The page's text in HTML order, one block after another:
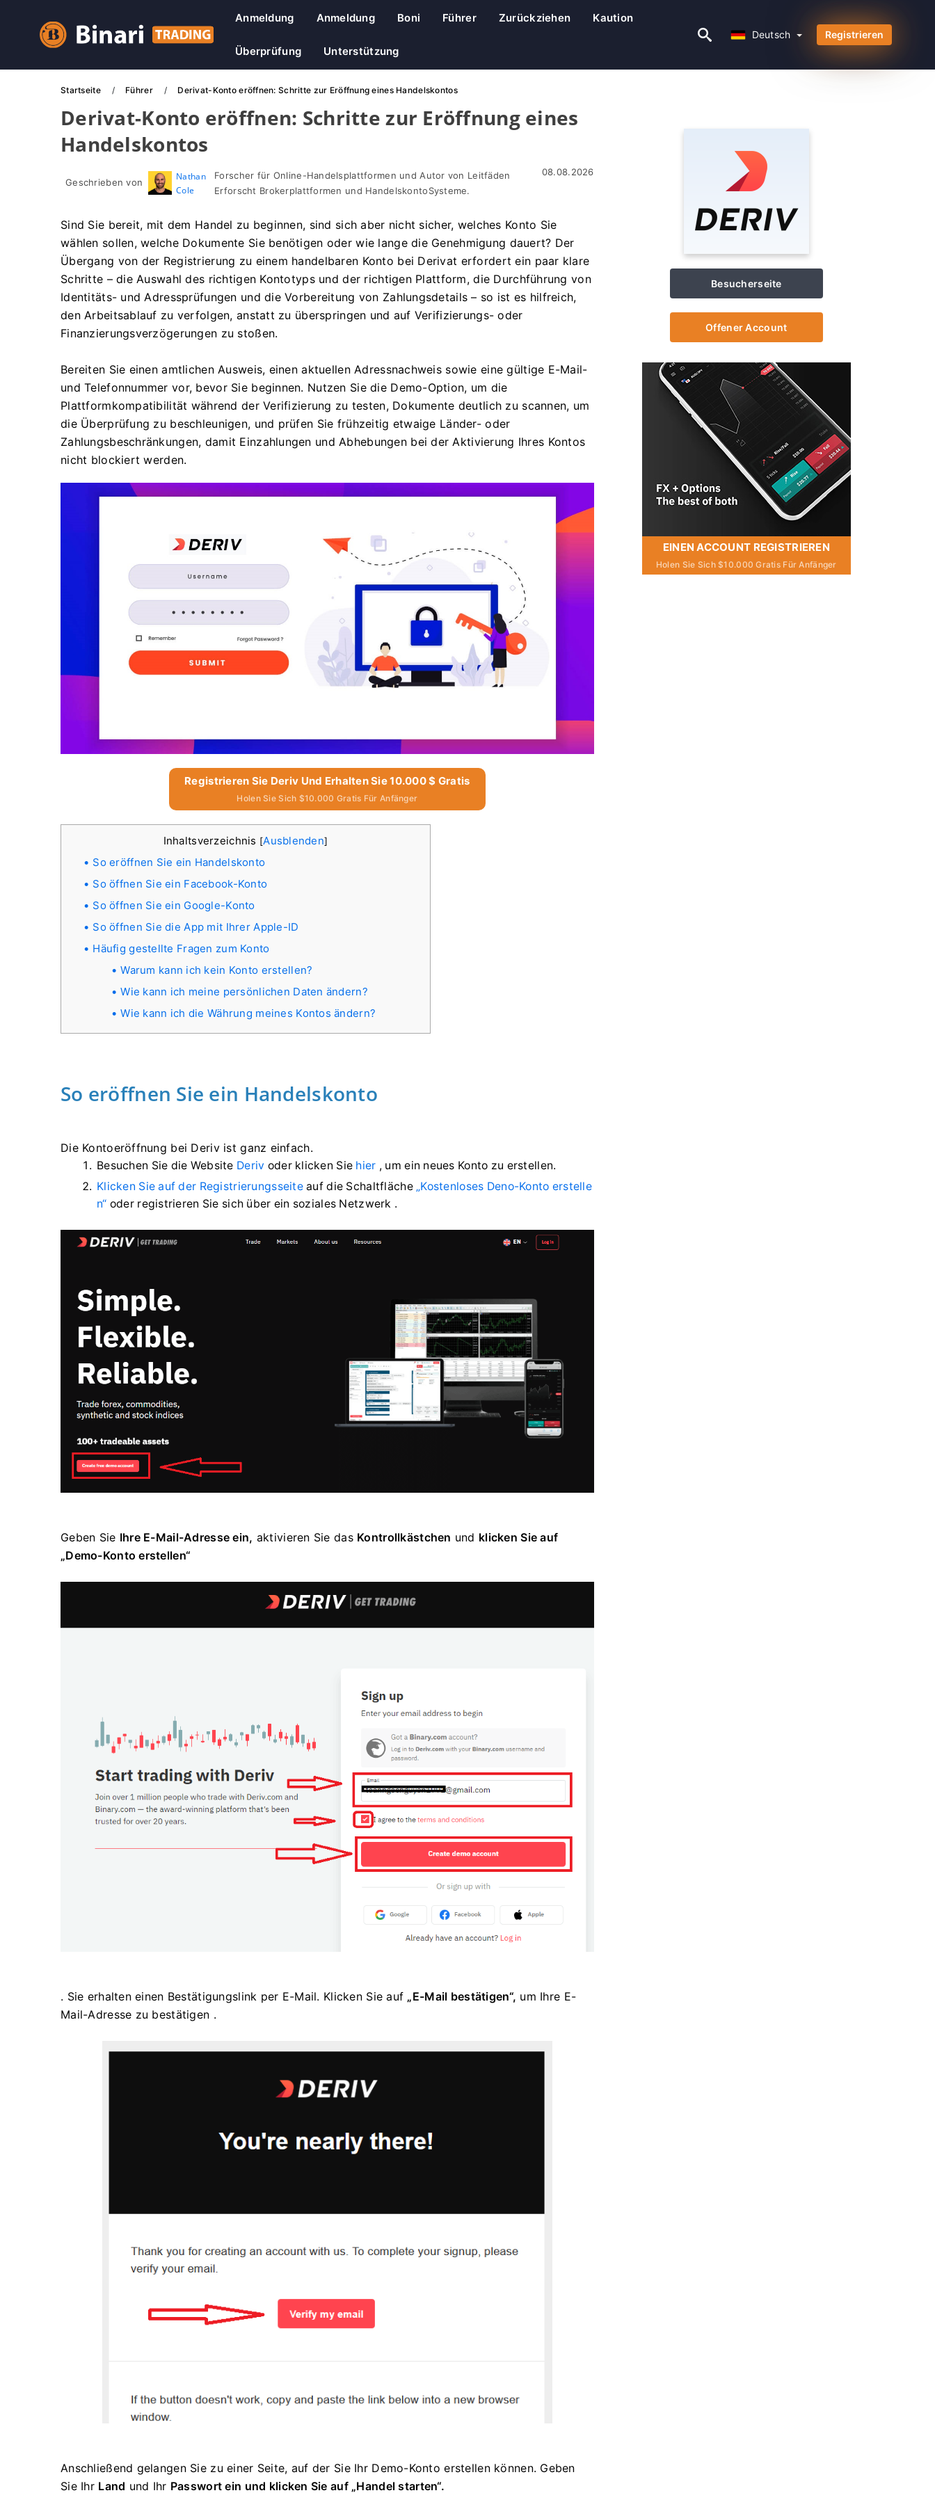
Anmeldung Anmeldung Boni Führer Zurückziehen Kaution
Überprüfung Unterstützung
Deutsch Registrieren
Startseite Führer Derivat-Konto eröffnen: Schritte zur Eröffnung eines Handelskontos
Derivat-Konto eröffnen: Schritte zur Eröffnung eines
Handelskontos
Geschrieben von
Nathan
Cole
Forscher für Online-Handelsplattformen und Autor von Leitfäden
Erforscht Brokerplattformen und HandelskontoSysteme.
08.08.2026
Sind Sie bereit, mit dem Handel zu beginnen, sind sich aber nicht sicher, welches Konto Sie
wählen sollen, welche Dokumente Sie benötigen oder wie lange die Genehmigung dauert? Der
Übergang von der Registrierung zu einem handelbaren Konto bei Derivat erfordert ein paar klare
Schritte – die Auswahl des richtigen Kontotyps und der richtigen Plattform, die Durchführung von
Identitäts- und Adressprüfungen und die Vorbereitung von Zahlungsdetails – so ist es hilfreich,
den Arbeitsablauf zu verfolgen, anstatt zu überspringen und auf Verifizierungs- oder
Finanzierungsverzögerungen zu stoßen.
Bereiten Sie einen amtlichen Ausweis, einen aktuellen Adressnachweis sowie eine gültige E-Mail-
und Telefonnummer vor, bevor Sie beginnen. Nutzen Sie die Demo-Option, um die
Plattformkompatibilität während der Verifizierung zu testen, Dokumente deutlich zu scannen, um
die Überprüfung zu beschleunigen, und prüfen Sie frühzeitig etwaige Länder- oder
Zahlungsbeschränkungen, damit Einzahlungen und Abhebungen bei der Aktivierung Ihres Kontos
nicht blockiert werden.
Registrieren Sie Deriv Und Erhalten Sie 10.000 $ Gratis
Holen Sie Sich $10.000 Gratis Für Anfänger
Inhaltsverzeichnis [Ausblenden]
So eröffnen Sie ein Handelskonto
So öffnen Sie ein Facebook-Konto
So öffnen Sie ein Google-Konto
So öffnen Sie die App mit Ihrer Apple-ID
Häufig gestellte Fragen zum Konto
Warum kann ich kein Konto erstellen?
Wie kann ich meine persönlichen Daten ändern?
Wie kann ich die Währung meines Kontos ändern?
So eröffnen Sie ein Handelskonto
Die Kontoeröffnung bei Deriv ist ganz einfach.
Besuchen Sie die Website Deriv oder klicken Sie hier , um ein neues Konto zu erstellen.
Klicken Sie auf der Registrierungsseiteauf die Schaltfläche „Kostenloses Deno-Konto erstelle
n“ oder registrieren Sie sich über ein soziales Netzwerk .
Geben Sie Ihre E-Mail-Adresse ein, aktivieren Sie das Kontrollkästchen und klicken Sie auf
„Demo-Konto erstellen“
. Sie erhalten einen Bestätigungslink per E-Mail. Klicken Sie auf „E-Mail bestätigen“, um Ihre E-
Mail-Adresse zu bestätigen .
Anschließend gelangen Sie zu einer Seite, auf der Sie Ihr Demo-Konto erstellen können. Geben
Sie Ihr Land und Ihr Passwort ein und klicken Sie auf „Handel starten“.
Besucherseite
Offener Account
EINEN ACCOUNT REGISTRIEREN
Holen Sie Sich $10.000 Gratis Für Anfänger